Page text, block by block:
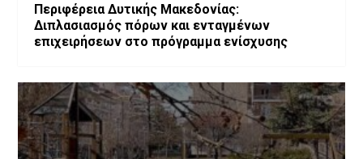
Περιφέρεια Δυτικής Μακεδονίας:
Διπλασιασμός πόρων και ενταγμένων
επιχειρήσεων στο πρόγραμμα ενίσχυσης